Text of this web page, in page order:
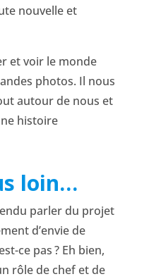
nouvelle et
et voir le monde
photos. Il nous
autour de nous et
histoire
loin…
parler du projet
d’envie de
ce pas ? Eh bien,
rôle de chef et de